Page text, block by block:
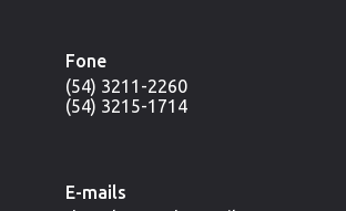
Fone
(54) 3211-2260
(54) 3215-1714
E-mails